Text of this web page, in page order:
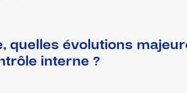
quelles évolutions
interne ?